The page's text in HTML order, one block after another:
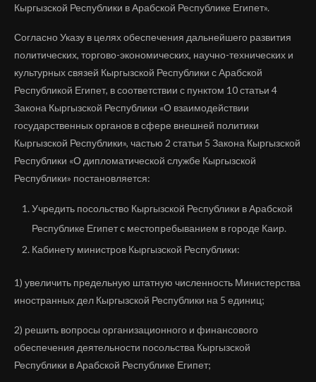
Кыргызской Республики в Арабской Республике Египет».
Согласно Указу в целях обеспечения дальнейшего развития
политических, торгово-экономических, научно-технических и
культурных связей Кыргызской Республики с Арабской
Республикой Египет, в соответствии с пунктом 10 статьи 4
Закона Кыргызской Республики «О взаимодействии
государственных органов в сфере внешней политики
Кыргызской Республики», частью 2 статьи 5 Закона Кыргызской
Республики «О дипломатической службе Кыргызской
Республики» постановляется:
Учредить посольство Кыргызской Республики в Арабской
Республике Египет с местопребыванием в городе Каир.
Кабинету министров Кыргызской Республики:
1) увеличить предельную штатную численность Министерства
иностранных дел Кыргызской Республики на 5 единиц;
2) решить вопросы организационного и финансового
обеспечения деятельности посольства Кыргызской
Республики в Арабской Республике Египет;